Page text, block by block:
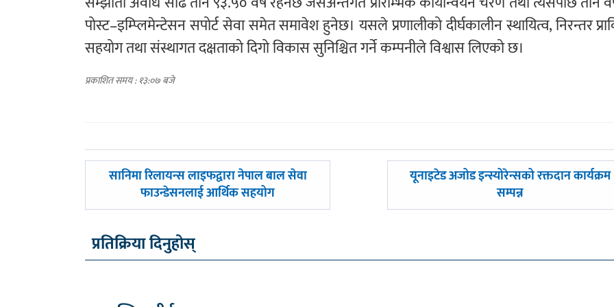
पोस्ट–इम्प्लिमेन्टेसन सपोर्ट सेवा समेत समावेश हुनेछ। यसले प्रणालीको दीर्घकालीन स्थायित्व, निरन्तर
सहयोग तथा संस्थागत दक्षताको दिगो विकास सुनिश्चित गर्ने कम्पनीले विश्वास लिएको छ।
प्रकाशित समय : १३:०७ बजे
पछिल्लाे
सानिमा रिलायन्स लाइफद्वारा नेपाल बाल सेवा
फाउन्डेसनलाई आर्थिक सहयोग
अघिल्लाे
यूनाइटेड अजोड इन्स्योरेन्सको रक्तदान कार्यक्रम
सम्पन्न
प्रतिक्रिया दिनुहोस्